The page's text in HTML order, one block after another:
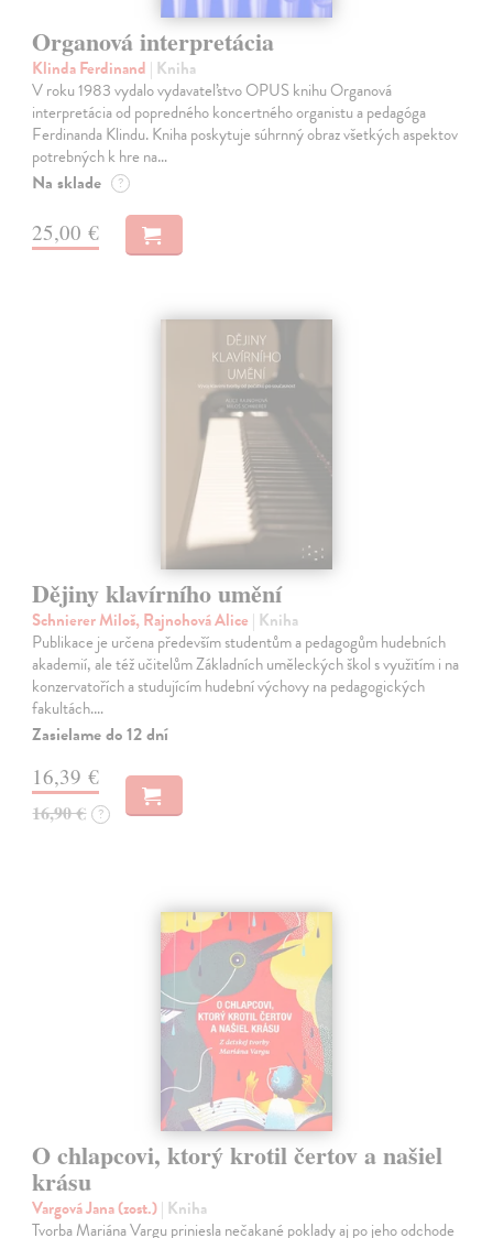
Organová interpretácia
Klinda Ferdinand | Kniha
V roku 1983 vydalo vydavateľstvo OPUS knihu Organová
interpretácia od popredného koncertného organistu a pedagóga
Ferdinanda Klindu. Kniha poskytuje súhrnný obraz všetkých aspektov
potrebných k hre na…
Na sklade ?
25,00 €
Dějiny klavírního umění
Schnierer Miloš, Rajnohová Alice | Kniha
Publikace je určena především studentům a pedagogům hudebních
akademií, ale též učitelům Základních uměleckých škol s využitím i na
konzervatořích a studujícím hudební výchovy na pedagogických
fakultách.…
Zasielame do 12 dní
16,39 €
16,90 € ?
O chlapcovi, ktorý krotil čertov a našiel
krásu
Vargová Jana (zost.)| Kniha
Tvorba Mariána Vargu priniesla nečakané poklady aj po jeho odchode